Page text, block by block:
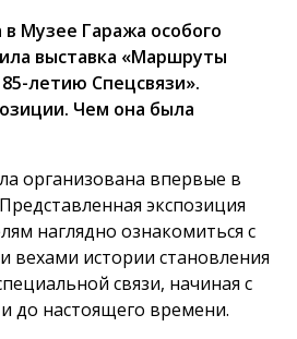
в Музее Гаража особого
выставка «Маршруты
летию Спецсвязи».
Чем она была
организована впервые в
экспозиция
наглядно ознакомиться с
вехами истории становления
связи, начиная с
до настоящего времени.